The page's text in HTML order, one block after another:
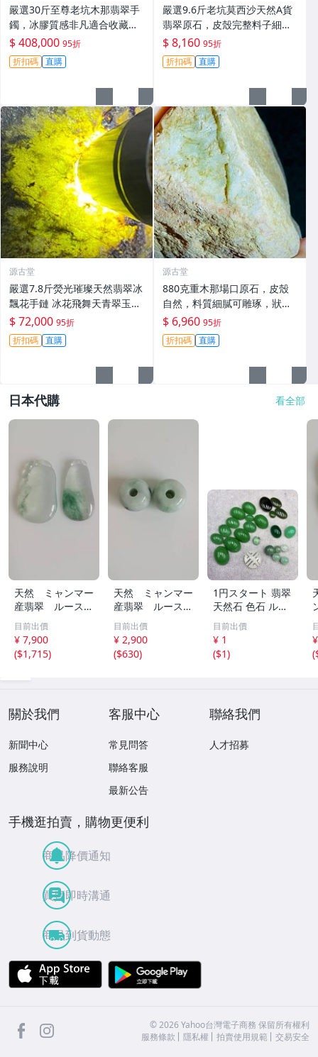
嚴選30斤至尊老坑木那翡翠手
鐲，冰膠質感非凡適合收藏。
翡翠 玩冰手鐲 冰膠感
$ 408,000 95折
折扣碼 直購
嚴選9.6斤老坑莫西沙天然A貨
翡翠原石，皮殼完整料子細
膩，適合打造手鐲精品。#翡
翠 #A貨翡翠 #原石翡翠
$ 8,160 95折
折扣碼 直購
源古堂
嚴選7.8斤熒光璀璨天然翡翠冰
飄花手鏈 冰花飛舞天青翠玉br
acelet 翡翠手鏈 翡翠bracelet
$ 72,000 95折
折扣碼 直購
源古堂
880克重木那場口原石，皮殼
自然，料質細膩可雕琢，狀態
優良適合作為手鐲或收藏，嚴
選天然A貨翡翠#天然翡翠 A貨
翡翠 手鐲原料
$ 6,960 95折
折扣碼 直購
日本代購 看全部
天然 ミャンマー
産翡翠 ルース
瓜 氷のように透
き通る 17ｘ8.5
ｘ2.4ｍｍ 3.5ct
と 17.6ｘ11
目前出價
¥ 7,900
($1,715)
天然 ミャンマー
産翡翠 ルース
18ｘ12.8ｍ
ｍ 40.5ct と
18.4ｘ13.3ｍｍ
43ct 注意事項
目前出價
¥ 2,900
($630)
1円スタート 翡翠
天然石 色石 ルー
ス まとめ 大量 ジ
ュエリー 宝石 総
重量約49.0g ヒス
イ HE0806ろ
目前出價
¥ 1
($1)
(
關於我們
新聞中心
服務說明
客服中心
常見問答
聯絡客服
最新公告
聯絡我們
人才招募
手機逛拍賣，購物更便利
商品降價通知
買賣即時溝通
商品到貨動態
APP Store
facebook ©2026 Yahoo台灣電子商務 保留所有權利
服務條款
隱私權 拍賣使用規範 交易安全